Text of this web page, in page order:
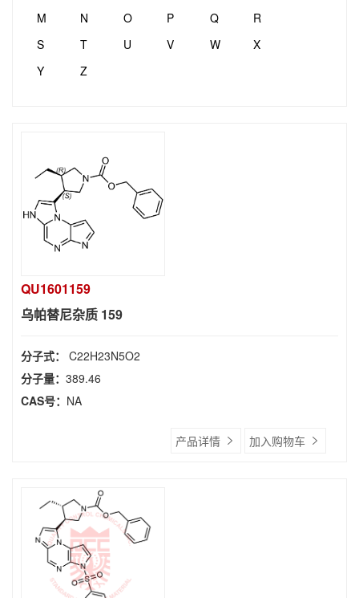
M
N O P Q
R
S
T U V W
X
Y
Z
QU1601159
乌帕替尼杂质 159
分子式： C22H23N5O2
分子量： 389.46
CAS号： NA
产品详情 加入购物车